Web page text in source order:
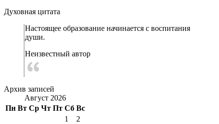
Духовная цитата
Настоящее образование начинается с воспитания
души.
Неизвестный автор
Архив записей
Август 2026
Пн Вт Ср Чт Пт Сб Вс
1
2